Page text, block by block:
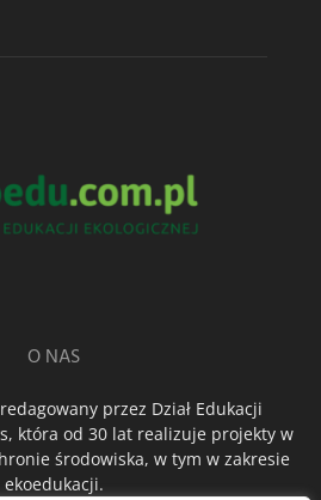
O NAS
przez Dział Edukacji
która od 30 lat realizuje projekty w
środowiska, w tym w zakresie
ekoedukacji.